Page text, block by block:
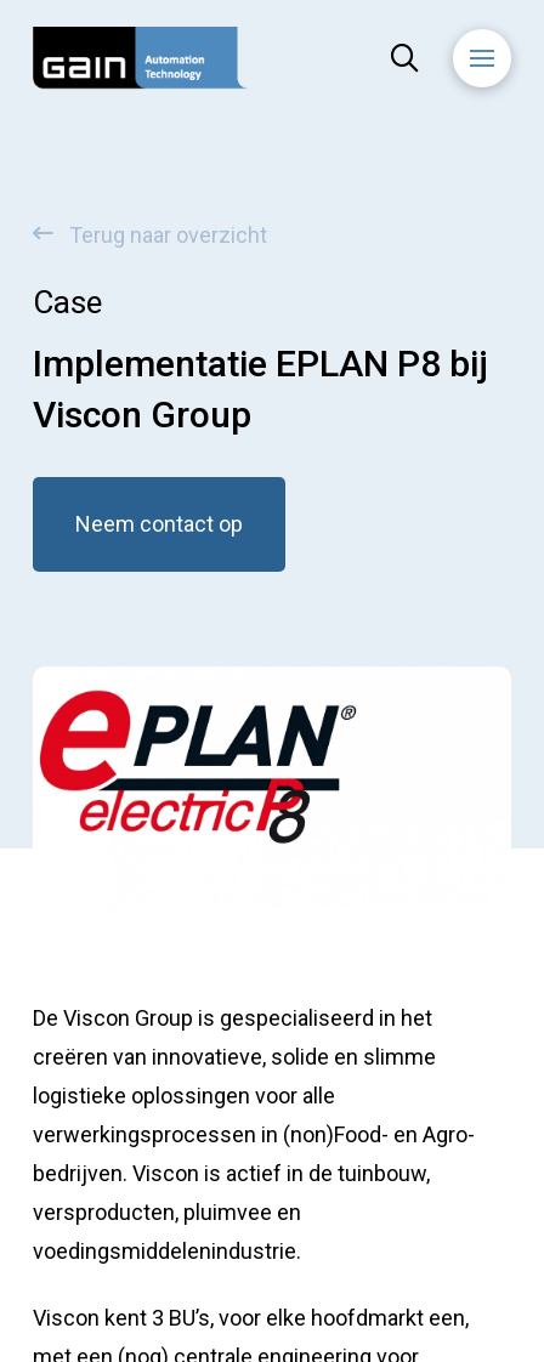
Terug naar overzicht
Case
Implementatie EPLAN P8 bij
Viscon Group
Neem contact op
De Viscon Group is gespecialiseerd in het
creëren van innovatieve, solide en slimme
logistieke oplossingen voor alle
verwerkingsprocessen in (non)Food- en Agro-
bedrijven. Viscon is actief in de tuinbouw,
versproducten, pluimvee en
voedingsmiddelenindustrie.
Viscon kent 3 BU’s, voor elke hoofdmarkt een,
met een (nog) centrale engineering voor